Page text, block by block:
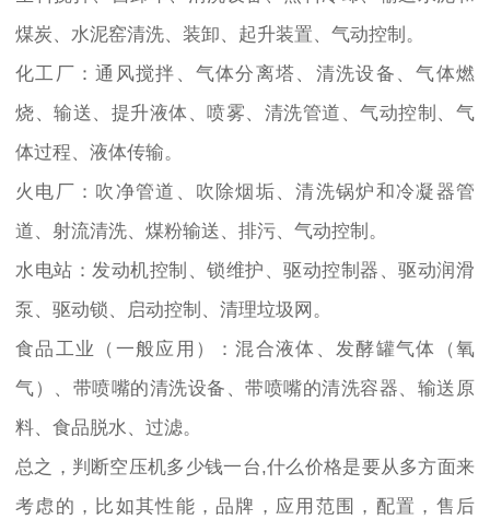
煤炭、水泥窑清洗、装卸、起升装置、气动控制。
化工厂：通风搅拌、气体分离塔、清洗设备、气体燃
烧、输送、提升液体、喷雾、清洗管道、气动控制、气
体过程、液体传输。
火电厂：吹净管道、吹除烟垢、清洗锅炉和冷凝器管
道、射流清洗、煤粉输送、排污、气动控制。
水电站：发动机控制、锁维护、驱动控制器、驱动润滑
泵、驱动锁、启动控制、清理垃圾网。
食品工业（一般应用）：混合液体、发酵罐气体（氧
气）、带喷嘴的清洗设备、带喷嘴的清洗容器、输送原
料、食品脱水、过滤。
总之，判断空压机多少钱一台,什么价格是要从多方面来
考虑的，比如其性能，品牌，应用范围，配置，售后